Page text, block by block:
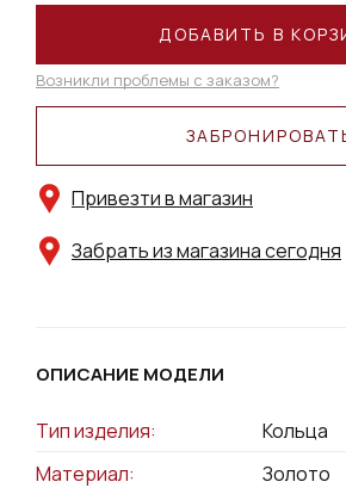
Привезти в магазин
Забрать из магазина сегодня
ДОБАВИТЬ В
Возникли проблемы с заказом?
ОПИСАНИЕ МОДЕЛИ
Тип изделия:
Кольца
Материал:
Золото